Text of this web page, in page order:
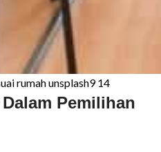
rumah unsplash9 14
Pemilihan